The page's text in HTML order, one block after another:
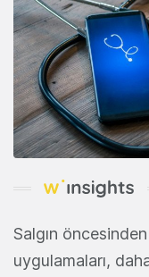
Salgın
uygulamaları,